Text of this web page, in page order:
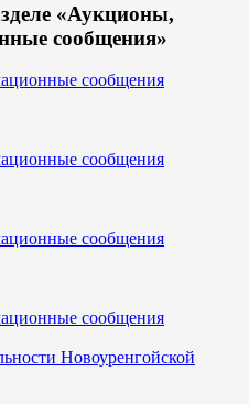
«Аукционы,
сообщения»
сообщения
сообщения
сообщения
сообщения
Новоуренгойской